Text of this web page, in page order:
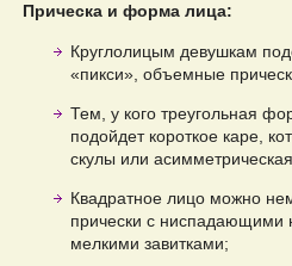
Прическа и форма лица:
Круглолицым девушкам
«пикси», объемные
Тем, у кого треугольная
подойдет короткое каре,
скулы или
Квадратное лицо можно
прически с ниспадающими
мелкими завитками;